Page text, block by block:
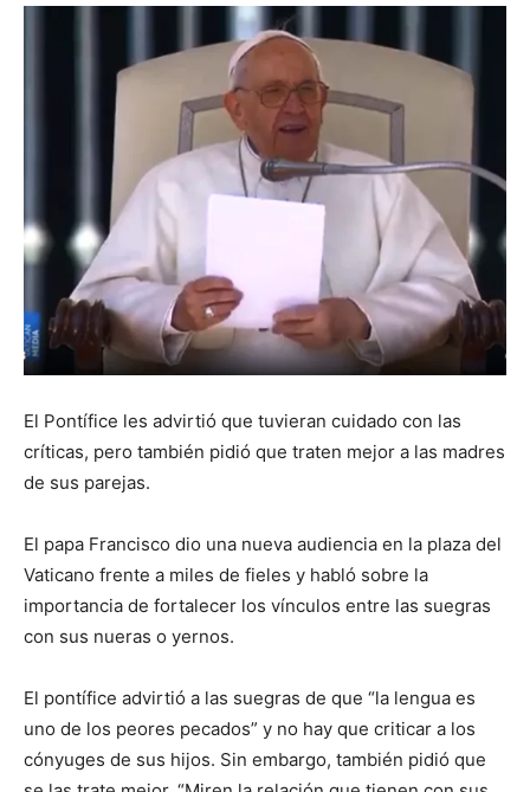
::
Verdad
es
El Pontífice les advirtió que tuvieran cuidado con las
críticas, pero también pidió que traten mejor a las madres
de sus parejas.
El papa Francisco dio una nueva audiencia en la plaza del
Vaticano frente a miles de fieles y habló sobre la
importancia de fortalecer los vínculos entre las suegras
con sus nueras o yernos.
El pontífice advirtió a las suegras de que “la lengua es
uno de los peores pecados” y no hay que criticar a los
cónyuges de sus hijos. Sin embargo, también pidió que